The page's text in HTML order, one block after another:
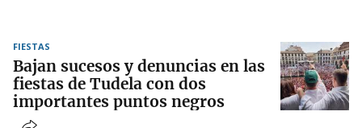
FIESTAS
Bajan sucesos y denuncias en las
fiestas de Tudela con dos
importantes puntos negros